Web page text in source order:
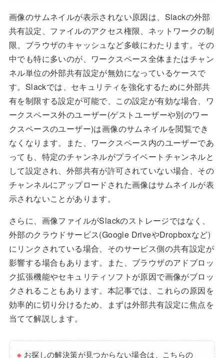
画像のサムネイルが表示されない原因は、Slackの外部
共有設定、ファイルのアクセス権限、ネットワークの制
限、ブラウザのキャッシュなど多岐にわたります。その
中でも特に多いのが、ワークスペース全体またはチャン
ネル単位の外部共有設定が無効になっているケースで
す。Slackでは、セキュリティを強化するために外部共
有を制限する設定が可能で、この設定が有効な場合、ワ
ークスペース外のユーザー(ゲストユーザーや別のワー
クスペースのユーザー)は画像のサムネイルを閲覧でき
なくなります。また、ワークスペース内のユーザーであ
っても、特定のチャンネルがプライベートチャンネルと
して設定され、外部共有が許可されていない場合、その
チャンネルにアップロードされた画像はサムネイルが表
示されないことがあります。
さらに、画像ファイルがSlackのストレージではなく、
外部のクラウドサービス(Google DriveやDropboxなど)
にリンクされている場合、そのサービス側の共有設定が
影響する場合もあります。また、ブラウザのアドブロッ
ク拡張機能やセキュリティソフトが原因で画像がブロッ
クされることもあります。本記事では、これらの原因を
効率的に切り分けるため、まずは外部共有設定に焦点を
当てて解説します。
※ お探しの解決策が見つからない場合は、こちらの